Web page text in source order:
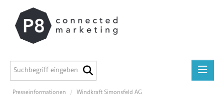
Presseinformationen
Presseinformationen / Windkraft Simonsfeld AG